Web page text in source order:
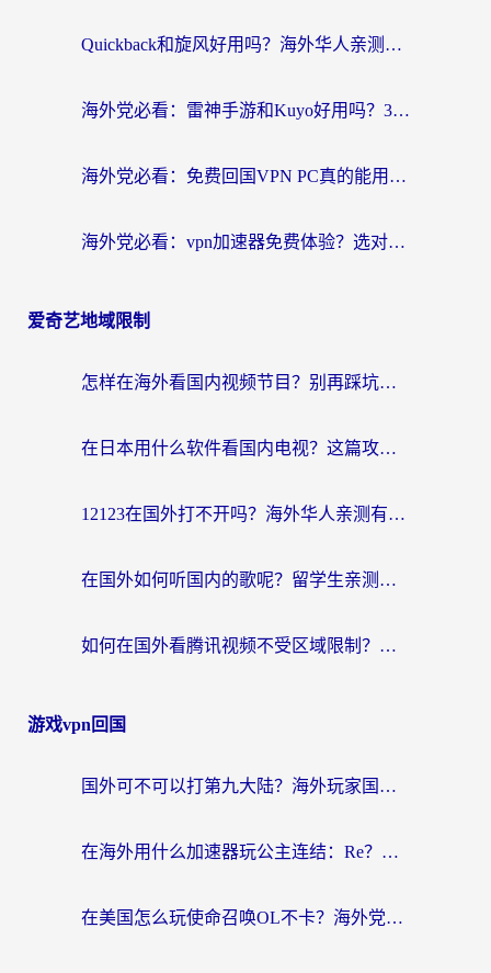
Quickback和旋风好用吗？海外华人亲测：选对回国加速器才能无缝看央视5
海外党必看：雷神手游和Kuyo好用吗？3款回国加速器实测+避坑指南
海外党必看：免费回国VPN PC真的能用？附国内高速VPN选择全攻略
海外党必看：vpn加速器免费体验？选对回国加速器才能无缝刷国内剧玩国服
爱奇艺地域限制
怎样在海外看国内视频节目？别再踩坑！留学生和海外华人的专属解决方案
在日本用什么软件看国内电视？这篇攻略帮你告别地域限制
12123在国外打不开吗？海外华人亲测有效的回国加速方案
在国外如何听国内的歌呢？留学生亲测有效的回国加速方案
如何在国外看腾讯视频不受区域限制？留学生亲测有效的回国加速指南
游戏vpn回国
国外可不可以打第九大陆？海外玩家国服畅玩终极指南（附3大热门游戏解决妙招）
在海外用什么加速器玩公主连结：Re？老玩家亲测的稳定方案来了
在美国怎么玩使命召唤OL不卡？海外党亲测有效的国服游戏加速器指南